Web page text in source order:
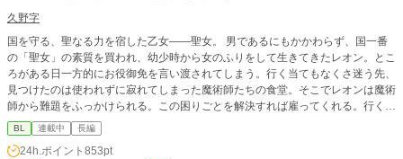
久野字
国を守る、聖なる力を宿した乙女――聖女。 男であるにもかかわらず、国一番
の「聖女」の素質を買われ、幼少時から女のふりをして生きてきたレオン。とこ
ろがある日一方的にお役御免を言い渡されてしまう。行く当てもなくさ迷う先、
見つけたのは使われずに寂れてしまった魔術師たちの食堂。そこでレオンは魔術
師から難題をふっかけられる。この困りごとを解決すれば雇ってくれる。行く当
てのないレオンは、努力と根性と、わずかな聖女スキルで料理に挑むこと
に……。 ※章ごとに短期集中連載予定
BL 連載中 長編
24h.ポイント 853pt